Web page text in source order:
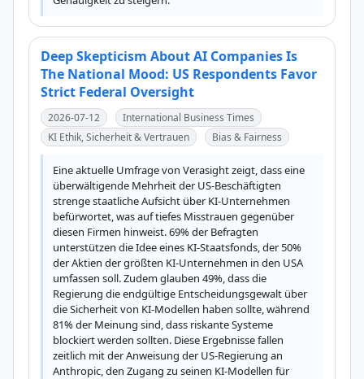
Deep Skepticism About AI Companies Is
The National Mood: US Respondents Favor
Strict Federal Oversight
2026-07-12
International Business Times
KI Ethik, Sicherheit & Vertrauen
Bias & Fairness
Eine aktuelle Umfrage von Verasight zeigt, dass eine
überwältigende Mehrheit der US-Beschäftigten
strenge staatliche Aufsicht über KI-Unternehmen
befürwortet, was auf tiefes Misstrauen gegenüber
diesen Firmen hinweist. 69% der Befragten
unterstützen die Idee eines KI-Staatsfonds, der 50%
der Aktien der größten KI-Unternehmen in den USA
umfassen soll. Zudem glauben 49%, dass die
Regierung die endgültige Entscheidungsgewalt über
die Sicherheit von KI-Modellen haben sollte, während
81% der Meinung sind, dass riskante Systeme
blockiert werden sollten. Diese Ergebnisse fallen
zeitlich mit der Anweisung der US-Regierung an
Anthropic, den Zugang zu seinen KI-Modellen für